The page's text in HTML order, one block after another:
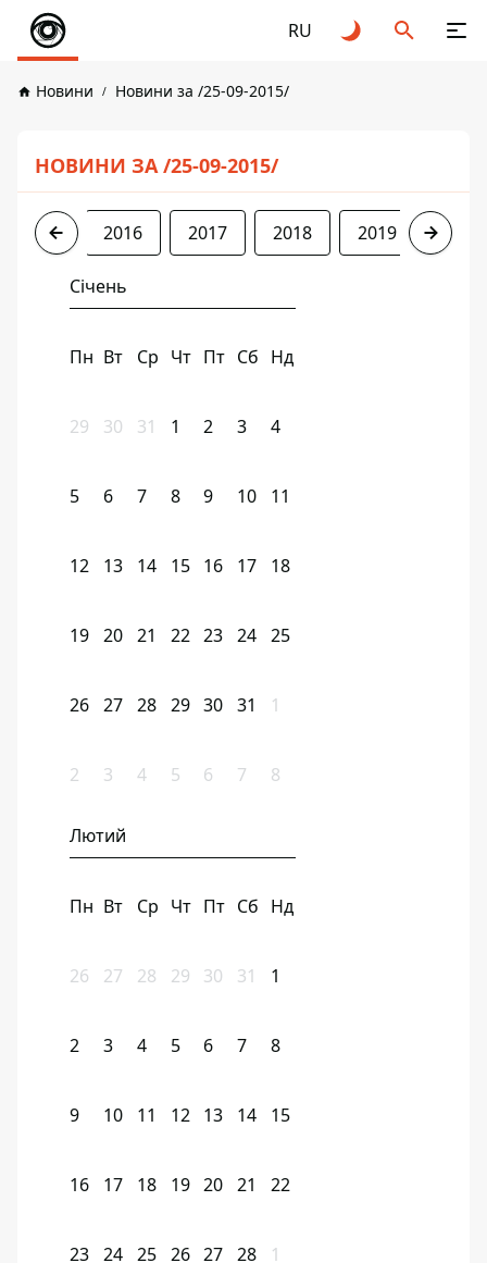
RU
Новини Новини за /25-09-2015/
НОВИНИ ЗА /25-09-2015/
2015 2016 2017 2018 2019 2020
Січень
Пн Вт Ср Чт Пт Сб Нд
29 30 31 1 2 3 4
5 6 7 8 9 10 11
12 13 14 15 16 17 18
19 20 21 22 23 24 25
26 27 28 29 30 31 1
2 3 4 5 6 7 8
Лютий
Пн Вт Ср Чт Пт Сб Нд
26 27 28 29 30 31 1
2 3 4 5 6 7 8
9 10 11 12 13 14 15
16 17 18 19 20 21 22
23 24 25 26 27 28 1